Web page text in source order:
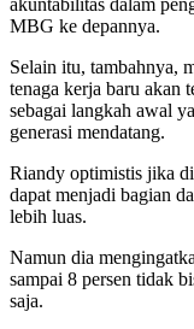
akuntabilitas dalam
MBG ke depannya.
Selain itu, tambahnya,
tenaga kerja baru akan
sebagai langkah awal
generasi mendatang.
Riandy optimistis jika
dapat menjadi bagian
lebih luas.
Namun dia
sampai 8 persen tidak
saja.